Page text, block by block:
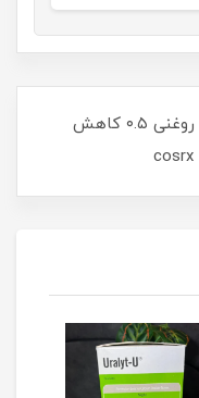
قیمت و خرید سرم رتینول کوزارکس روغنی ۰.۵ کاهش